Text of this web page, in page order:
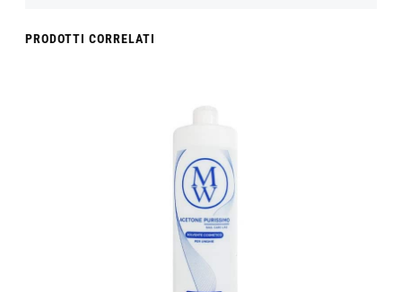
PRODOTTI CORRELATI